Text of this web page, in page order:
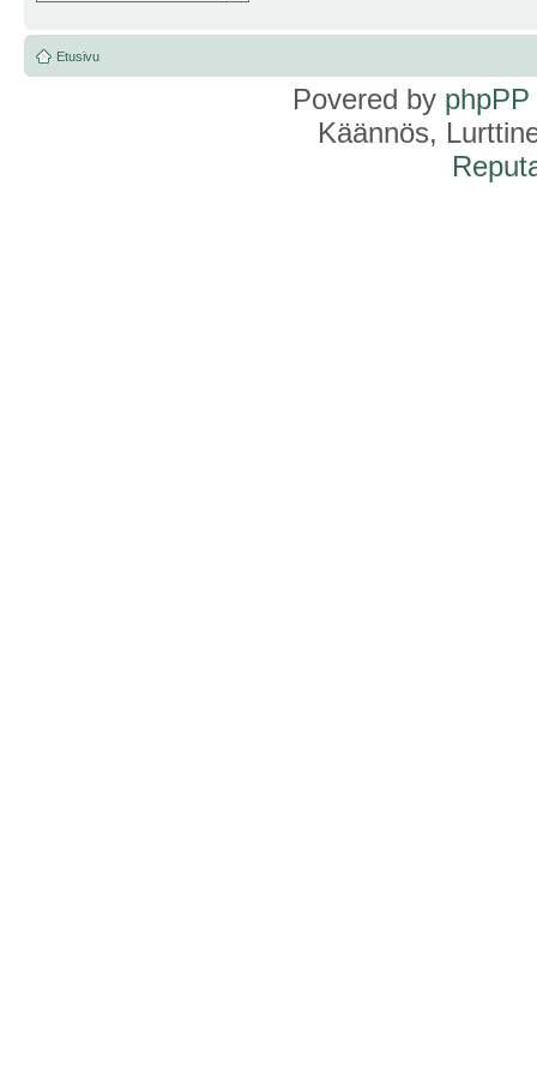
Etusivu
Povered by phpPP
Käännös,